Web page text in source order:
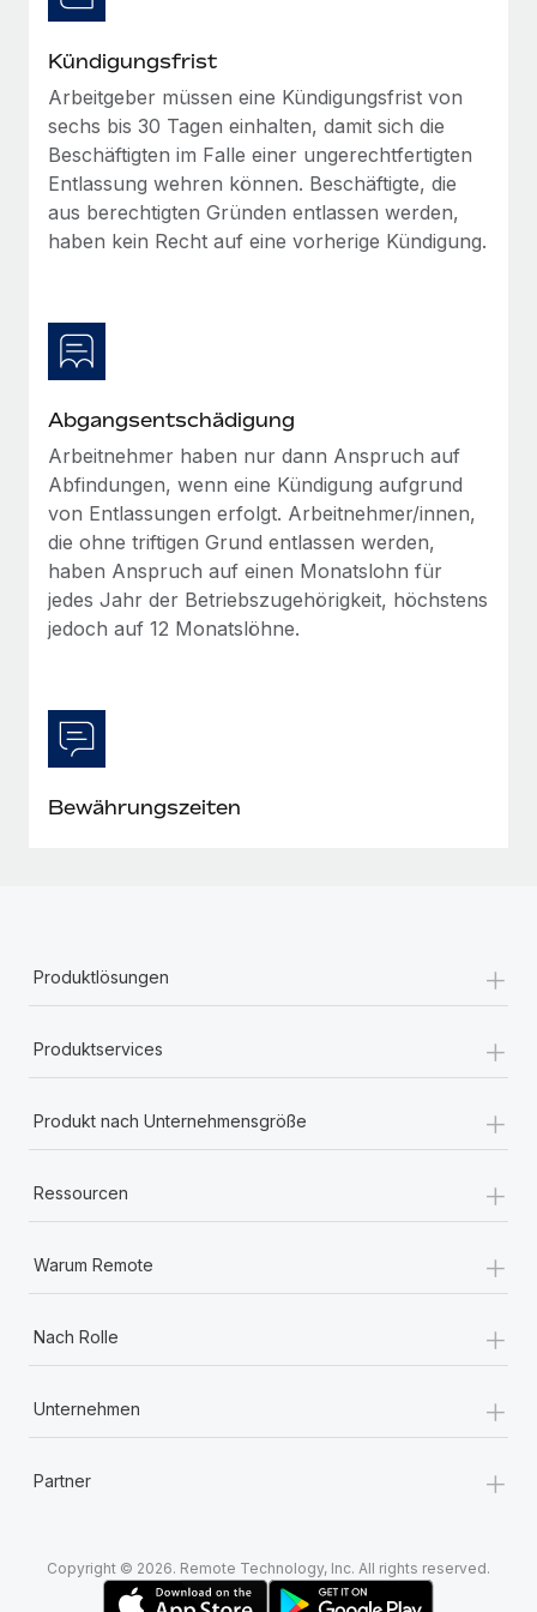
Niederlassungen
Mobilität und Relocation
Mühelose Relocation von Mitarbeiter:innen
Benefits
Mühelose Verwaltung von Benefits
globalen Content-Agentur mit Remote
Auf einen Blick Erfahre mehr über die unglaubliche
Transformation einer weltweit erfolgreichen...
Mehr erfahren
Neues zu Remote-Produkten: Integration mit
Gusto und Zero und Contractor Management
Plus
Auch im neuen Jahr wollen wir bei Remote Unternehmen
Mehr erfahren
Wie Phiture 55 Mitarbeiter:innen in 19 Ländern
mit Remote verwaltet
Phiture ist der unumstrittene Marktführer im Bereich der
Wachstumsberatung für mobile Apps. Das...
Mehr erfahren
Kündigungsfrist
Arbeitgeber müssen eine Kündigungsfrist von
sechs bis 30 Tagen einhalten, damit sich die
Beschäftigten im Falle einer ungerechtfertigten
Entlassung wehren können. Beschäftigte, die
aus berechtigten Gründen entlassen werden,
haben kein Recht auf eine vorherige Kündigung.
Abgangsentschädigung
Arbeitnehmer haben nur dann Anspruch auf
Abfindungen, wenn eine Kündigung aufgrund
von Entlassungen erfolgt. Arbeitnehmer/innen,
die ohne triftigen Grund entlassen werden,
haben Anspruch auf einen Monatslohn für
jedes Jahr der Betriebszugehörigkeit, höchstens
jedoch auf 12 Monatslöhne.
Bewährungszeiten
Produktlösungen +
Produktservices +
Produkt nach Unternehmensgröße +
Ressourcen +
Warum Remote +
Nach Rolle +
Unternehmen +
Partner +
Copyright © 2026. Remote Technology, Inc. All rights reserved.